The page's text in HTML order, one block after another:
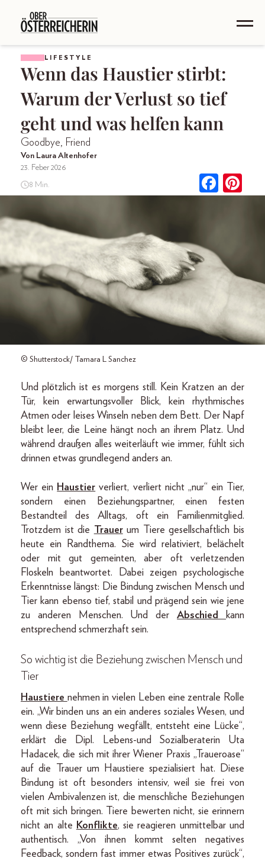
LIFESTYLE
Wenn das Haustier stirbt:
Warum der Verlust so tief
geht und was helfen kann
Goodbye, Friend
Von Laura Altenhofer
23. Feber 2026
8 Min.
© Shutterstock/ Tamara L Sanchez
Und plötzlich ist es morgens still. Kein Kratzen an der
Tür, kein erwartungsvoller Blick, kein rhythmisches
Atmen oder leises Winseln neben dem Bett. Der Napf
bleibt leer, die Leine hängt noch an ihrem Platz. Und
während draußen alles weiterläuft wie immer, fühlt sich
drinnen etwas grundlegend anders an.
Wer ein Haustier verliert, verliert nicht „nur“ ein Tier,
sondern einen Beziehungspartner, einen festen
Bestandteil des Alltags, oft ein Familienmitglied.
Trotzdem ist die Trauerum Tiere gesellschaftlich bis
heute ein Randthema. Sie wird relativiert, belächelt
oder mit gut gemeinten, aber oft verletzenden
Floskeln beantwortet. Dabei zeigen psychologische
Erkenntnisse längst: Die Bindung zwischen Mensch und
Tier kann ebenso tief, stabil und prägend sein wie jene
zu anderen Menschen. Und derAbschied
kann
entsprechend schmerzhaft sein.
So wichtig ist die Beziehung zwischen Mensch und
Tier
Haustiere nehmen in vielen Leben eine zentrale Rolle
ein. „Wir binden uns an ein anderes soziales Wesen, und
wenn diese Beziehung wegfällt, entsteht eine Lücke“,
erklärt die Dipl. Lebens-und Sozialberaterin Uta
Hadacek, die sich mit ihrer Wiener Praxis „Traueroase“
auf die Trauer um Haustiere spezialisiert hat. Diese
Bindung ist oft besonders intensiv, weil sie frei von
vielen Ambivalenzen ist, die menschliche Beziehungen
oft mit sich bringen. Tiere bewerten nicht, sie erinnern
nicht an alte Konflikte, sie reagieren unmittelbar und
authentisch. „Von ihnen kommt selten negatives
Feedback, sondern fast immer etwas Positives zurück“,